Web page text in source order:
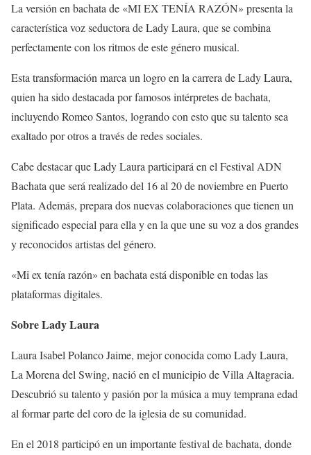
La versión en bachata de «MI EX TENÍA RAZÓN» presenta la
característica voz seductora de Lady Laura, que se combina
perfectamente con los ritmos de este género musical.
Esta transformación marca un logro en la carrera de Lady Laura,
quien ha sido destacada por famosos intérpretes de bachata,
incluyendo Romeo Santos, logrando con esto que su talento sea
exaltado por otros a través de redes sociales.
Cabe destacar que Lady Laura participará en el Festival ADN
Bachata que será realizado del 16 al 20 de noviembre en Puerto
Plata. Además, prepara dos nuevas colaboraciones que tienen un
significado especial para ella y en la que une su voz a dos grandes
y reconocidos artistas del género.
«Mi ex tenía razón» en bachata está disponible en todas las
plataformas digitales.
Sobre Lady Laura
Laura Isabel Polanco Jaime, mejor conocida como Lady Laura,
La Morena del Swing, nació en el municipio de Villa Altagracia.
Descubrió su talento y pasión por la música a muy temprana edad
al formar parte del coro de la iglesia de su comunidad.
En el 2018 participó en un importante festival de bachata, donde